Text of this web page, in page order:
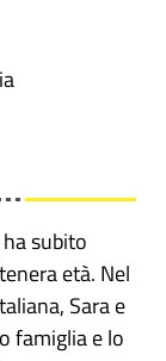
subito
età. Nel
Sara e
famiglia e lo